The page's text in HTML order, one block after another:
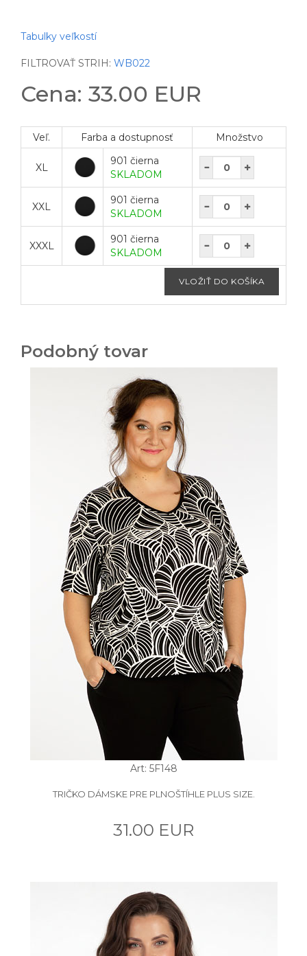
Tabulky veľkostí
FILTROVAŤ STRIH: WB022
Cena: 33.00 EUR
Veľ. Farba a dostupnosť Množstvo
XL
901 čierna
SKLADOM
XXL
901 čierna
SKLADOM
XXXL
901 čierna
SKLADOM
Podobný tovar
Art: 5F148
TRIČKO DÁMSKE PRE PLNOŠTÍHLE PLUS SIZE.
31.00 EUR